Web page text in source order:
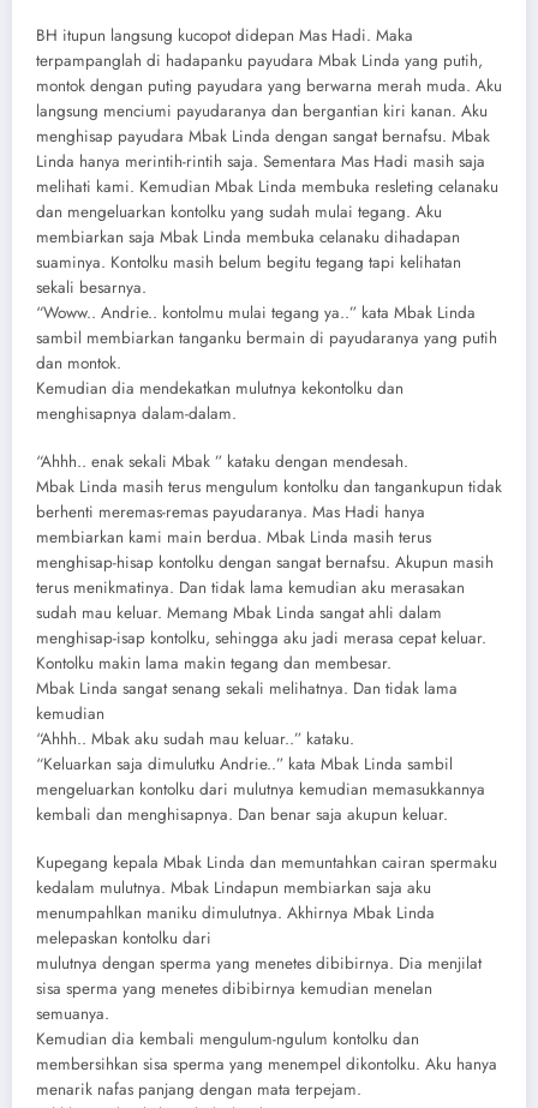
BH itupun langsung kucopot didepan Mas Hadi. Maka
terpampanglah di hadapanku payudara Mbak Linda yang putih,
montok dengan puting payudara yang berwarna merah muda. Aku
langsung menciumi payudaranya dan bergantian kiri kanan. Aku
menghisap payudara Mbak Linda dengan sangat bernafsu. Mbak
Linda hanya merintih-rintih saja. Sementara Mas Hadi masih saja
melihati kami. Kemudian Mbak Linda membuka resleting celanaku
dan mengeluarkan kontolku yang sudah mulai tegang. Aku
membiarkan saja Mbak Linda membuka celanaku dihadapan
suaminya. Kontolku masih belum begitu tegang tapi kelihatan
sekali besarnya.
“Woww.. Andrie.. kontolmu mulai tegang ya..” kata Mbak Linda
sambil membiarkan tanganku bermain di payudaranya yang putih
dan montok.
Kemudian dia mendekatkan mulutnya kekontolku dan
menghisapnya dalam-dalam.
“Ahhh.. enak sekali Mbak ” kataku dengan mendesah.
Mbak Linda masih terus mengulum kontolku dan tangankupun tidak
berhenti meremas-remas payudaranya. Mas Hadi hanya
membiarkan kami main berdua. Mbak Linda masih terus
menghisap-hisap kontolku dengan sangat bernafsu. Akupun masih
terus menikmatinya. Dan tidak lama kemudian aku merasakan
sudah mau keluar. Memang Mbak Linda sangat ahli dalam
menghisap-isap kontolku, sehingga aku jadi merasa cepat keluar.
Kontolku makin lama makin tegang dan membesar.
Mbak Linda sangat senang sekali melihatnya. Dan tidak lama
kemudian
“Ahhh.. Mbak aku sudah mau keluar..” kataku.
“Keluarkan saja dimulutku Andrie..” kata Mbak Linda sambil
mengeluarkan kontolku dari mulutnya kemudian memasukkannya
kembali dan menghisapnya. Dan benar saja akupun keluar.
Kupegang kepala Mbak Linda dan memuntahkan cairan spermaku
kedalam mulutnya. Mbak Lindapun membiarkan saja aku
menumpahlkan maniku dimulutnya. Akhirnya Mbak Linda
melepaskan kontolku dari
mulutnya dengan sperma yang menetes dibibirnya. Dia menjilat
sisa sperma yang menetes dibibirnya kemudian menelan
semuanya.
Kemudian dia kembali mengulum-ngulum kontolku dan
membersihkan sisa sperma yang menempel dikontolku. Aku hanya
menarik nafas panjang dengan mata terpejam.